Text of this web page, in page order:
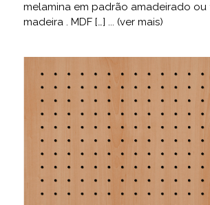
melamina em padrão amadeirado
madeira . MDF […] ... (ver mais)